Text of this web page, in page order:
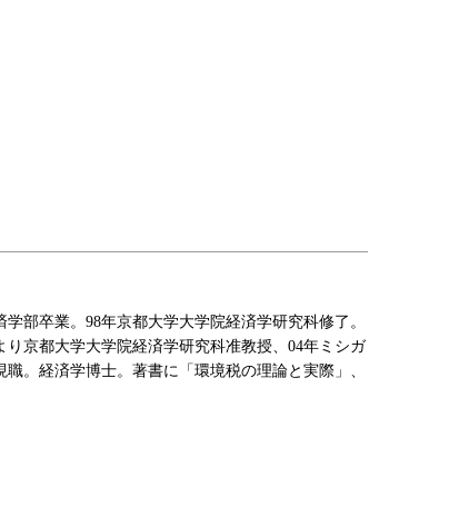
部卒業。98年京都大学大学院経済学研究科修了。
り京都大学大学院経済学研究科准教授、04年ミシガ
。経済学博士。著書に「環境税の理論と実際」、